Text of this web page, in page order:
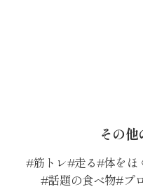
その
筋トレ 走る 体をほ
話題の食べ物 プ